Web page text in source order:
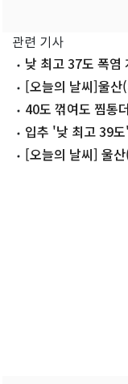
관련 기사
낮 최고 37도 폭
[오늘의 날씨]울
40도 꺾여도 찜통
소나기
입추 '낮 최고 39
[오늘의 날씨] 울